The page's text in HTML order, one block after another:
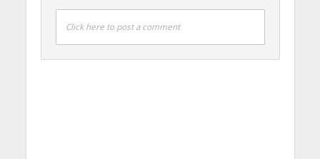
Click here to post a comment